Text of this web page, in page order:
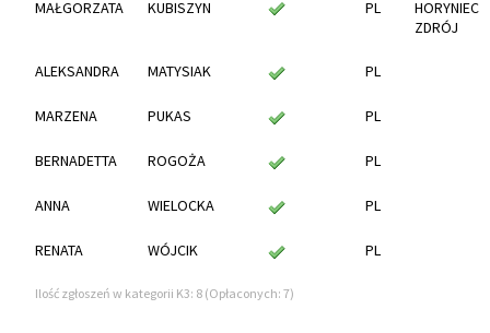
MAŁGORZATA KUBISZYN PL
HORYNIEC
ZDRÓJ
ALEKSANDRA MATYSIAK PL
MARZENA PUKAS PL
BERNADETTA ROGOŻA PL
ANNA WIELOCKA PL
RENATA WÓJCIK PL
Ilość zgłoszeń w kategorii K3: 8 (Opłaconych: 7)